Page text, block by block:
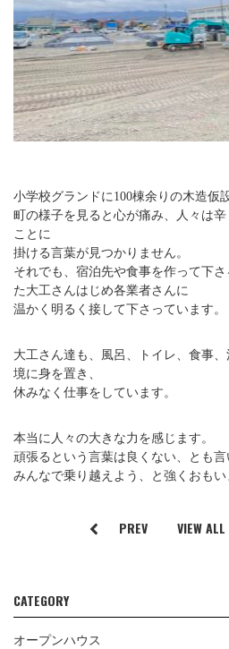
小学校グランドに100棟余りの木造仮
町の様子を見ると心が痛み、人々は
ことに
掛ける言葉が見つかりません。
それでも、宿泊先や食事を作って下
た大工さんはじめ各業者さんに
温かく明るく接して下さっています。
大工さん達も、風呂、トイレ、食事
境に身を置き、
休みなく仕事をしています。
本当に人々の大きな力を感じます。
頑張るという言葉は良くない、とも言
みんなで乗り越えよう、と強くおもい
PREV VIEW ALL
CATEGORY
オープンハウス